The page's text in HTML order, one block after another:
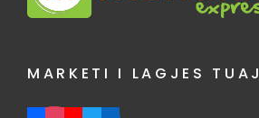
MARKETI I LAGJES TUAJ